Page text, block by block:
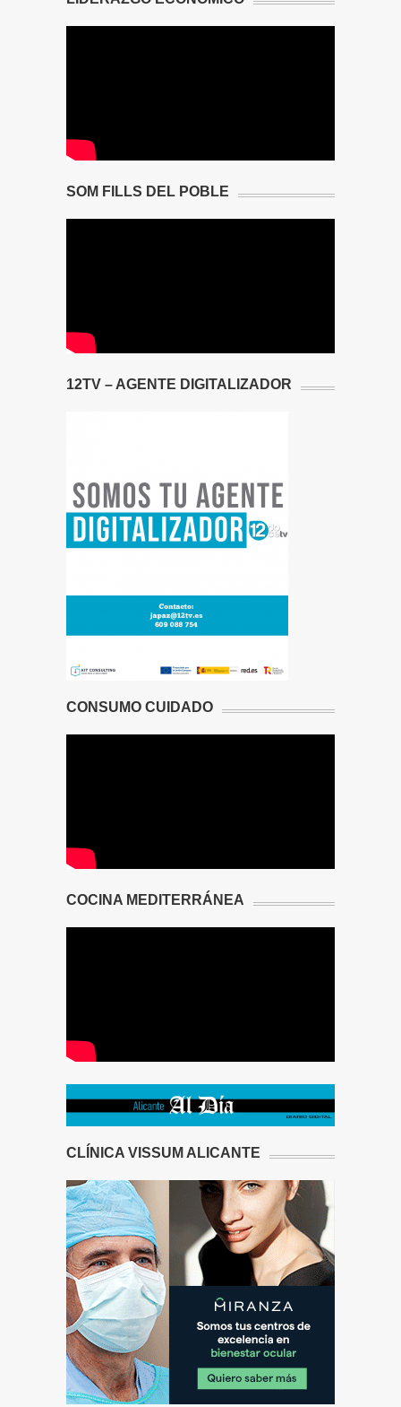
SOM FILLS DEL POBLE
12TV – AGENTE DIGITALIZADOR
CONSUMO CUIDADO
COCINA MEDITERRÁNEA
CLÍNICA VISSUM ALICANTE